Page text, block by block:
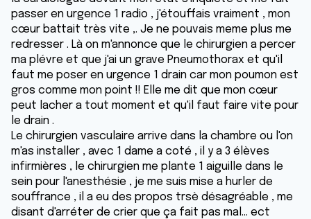
passer en urgence 1 radio , j'étouffais vraiment , mon
cœur battait très vite ,. Je ne pouvais meme plus me
redresser . Là on m'annonce que le chirurgien a percer
ma plévre et que j'ai un grave Pneumothorax et qu'il
faut me poser en urgence 1 drain car mon poumon est
gros comme mon point !! Elle me dit que mon cœur
peut lacher a tout moment et qu'il faut faire vite pour
le drain .
Le chirurgien vasculaire arrive dans la chambre ou l'on
m'as installer , avec 1 dame a coté , il y a 3 élèves
infirmières , le chirurgien me plante 1 aiguille dans le
sein pour l'anesthésie , je me suis mise a hurler de
souffrance , il a eu des propos trsè désagréable , me
disant d'arréter de crier que ça fait pas mal... ect